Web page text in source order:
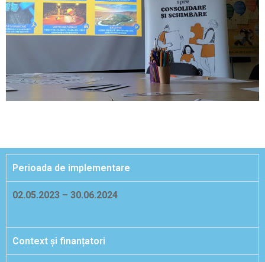
Perioada de implementare
02.05.2023 – 30.06.2024
Context și finanțatori